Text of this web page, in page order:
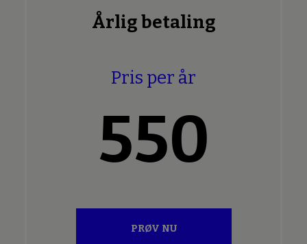
Årlig betaling
Pris per år
550
PRØV NU